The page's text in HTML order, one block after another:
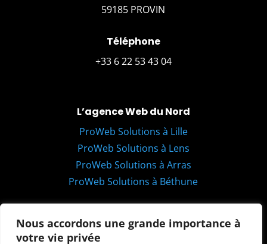
Nous accordons une grande importance à
votre vie privée
59185 PROVIN
Téléphone
+33 6 22 53 43 04
L’agence Web du Nord
ProWeb Solutions à Lille
ProWeb Solutions à Lens
ProWeb Solutions à Arras
ProWeb Solutions à Béthune
hello@proweb-solutions.fr